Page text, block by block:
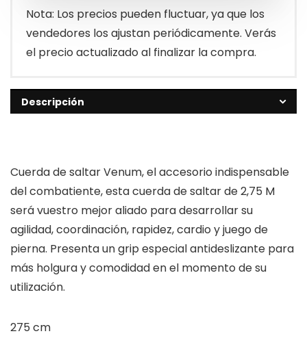
Nota: Los precios pueden fluctuar, ya que los
vendedores los ajustan periódicamente. Verás
el precio actualizado al finalizar la compra.
Descripción
Cuerda de saltar Venum, el accesorio indispensable
del combatiente, esta cuerda de saltar de 2,75 M
será vuestro mejor aliado para desarrollar su
agilidad, coordinación, rapidez, cardio y juego de
pierna. Presenta un grip especial antideslizante para
más holgura y comodidad en el momento de su
utilización.
275 cm